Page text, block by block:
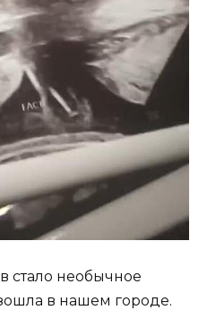
стало необычное
в нашем городе.